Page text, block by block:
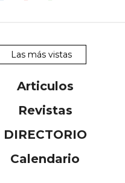
Las más vistas
Articulos
Revistas
DIRECTORIO
Calendario